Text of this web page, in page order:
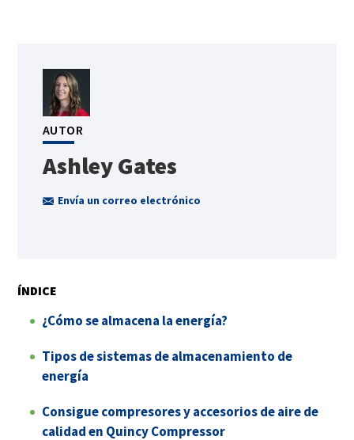
AUTOR
Ashley Gates
Envía un correo electrónico
ÍNDICE
¿Cómo se almacena la energía?
Tipos de sistemas de almacenamiento de
energía
Consigue compresores y accesorios de aire de
calidad en Quincy Compressor